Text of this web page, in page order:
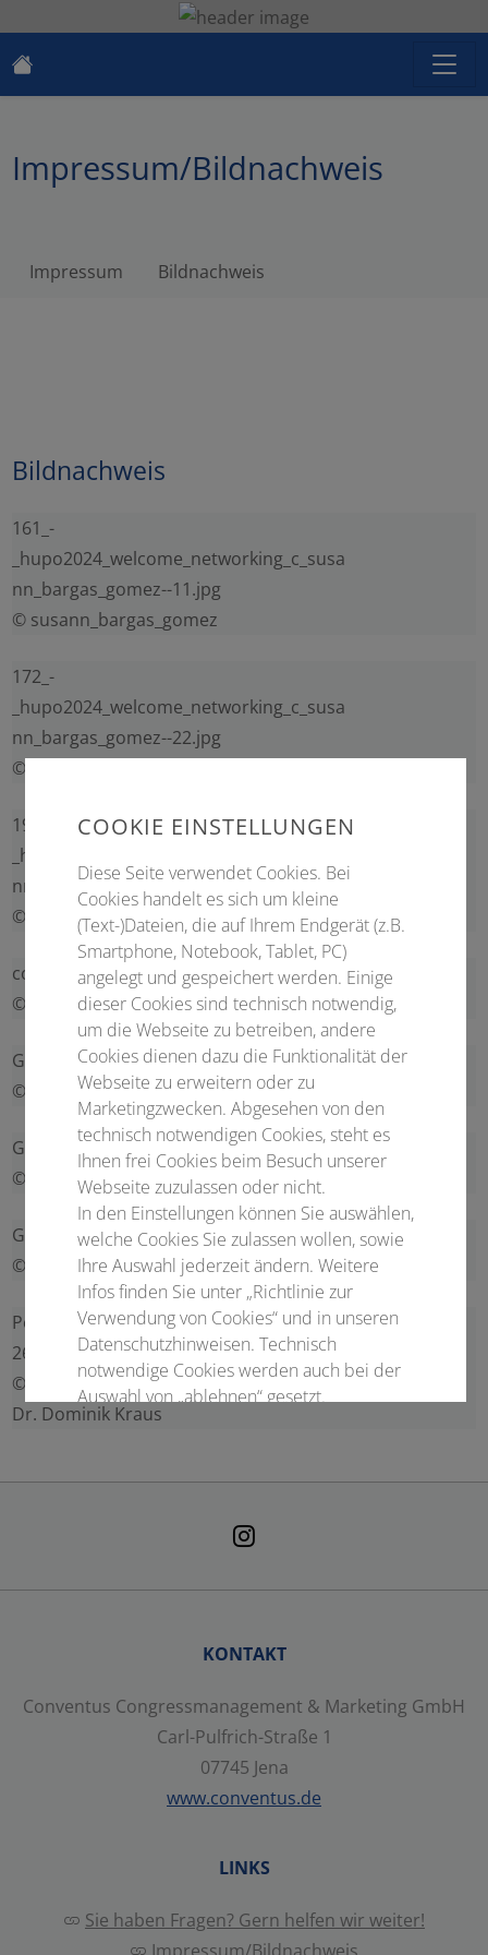
Impressum/Bildnachweis
Impressum Bildnachweis
Bildnachweis
161_-
_hupo2024_welcome_networking_c_susa
nn_bargas_gomez--11.jpg
© susann_bargas_gomez
172_-
_hupo2024_welcome_networking_c_susa
nn_bargas_gomez--22.jpg
© susann_bargas_gomez
191_-
_hupo2024_welcome_networking_c_susa
nn_bargas_gomez--41.jpg
© susann_bargas_gomez
coffee-break-1177540_1920.jpg
© Cozendo | Pixabay
GOP_Bonn_Leander1.png
© GOP Varieté Bonn GmbH & Co. KG
GOP_Bonn_Leander2.jpg
© GOP Varieté Bonn GmbH & Co. KG
GOP_Bonn_PianoBar_1_.jpg
© GOP Varieté Bonn GmbH & Co. KG
Portrait_Tagungspraesidenten_DGPRo20
26.jpg
© Univ.-Prof. Dr. Helmut Stark Priv.-Doz.
Dr. Dominik Kraus
KONTAKT
Conventus Congressmanagement & Marketing GmbH
Carl-Pulfrich-Straße 1
07745 Jena
www.conventus.de
LINKS
Sie haben Fragen? Gern helfen wir weiter!
COOKIE EINSTELLUNGEN
Diese Seite verwendet Cookies. Bei
Cookies handelt es sich um kleine
(Text-)Dateien, die auf Ihrem Endgerät (z.B.
Smartphone, Notebook, Tablet, PC)
angelegt und gespeichert werden. Einige
dieser Cookies sind technisch notwendig,
um die Webseite zu betreiben, andere
Cookies dienen dazu die Funktionalität der
Webseite zu erweitern oder zu
Marketingzwecken. Abgesehen von den
technisch notwendigen Cookies, steht es
Ihnen frei Cookies beim Besuch unserer
Webseite zuzulassen oder nicht.
In den Einstellungen können Sie auswählen,
welche Cookies Sie zulassen wollen, sowie
Ihre Auswahl jederzeit ändern. Weitere
Infos finden Sie unter „Richtlinie zur
Verwendung von Cookies“ und in unseren
Datenschutzhinweisen. Technisch
notwendige Cookies werden auch bei der
Auswahl von „ablehnen“ gesetzt.
Ablehnen
Speichern